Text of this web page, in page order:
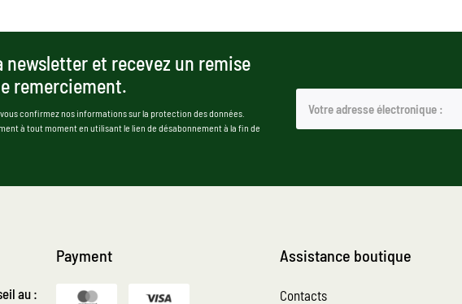
newsletter et recevez un remise
remerciement.
confirmez nos informations sur la protection des données.
à tout moment en utilisant le lien de désabonnement à la fin de
au :
Payment Assistance boutique
Contacts